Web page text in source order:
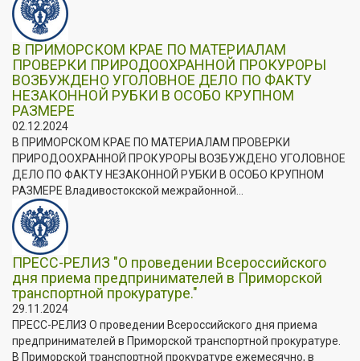
В ПРИМОРСКОМ КРАЕ ПО МАТЕРИАЛАМ
ПРОВЕРКИ ПРИРОДООХРАННОЙ ПРОКУРОРЫ
ВОЗБУЖДЕНО УГОЛОВНОЕ ДЕЛО ПО ФАКТУ
НЕЗАКОННОЙ РУБКИ В ОСОБО КРУПНОМ
РАЗМЕРЕ
02.12.2024
В ПРИМОРСКОМ КРАЕ ПО МАТЕРИАЛАМ ПРОВЕРКИ
ПРИРОДООХРАННОЙ ПРОКУРОРЫ ВОЗБУЖДЕНО УГОЛОВНОЕ
ДЕЛО ПО ФАКТУ НЕЗАКОННОЙ РУБКИ В ОСОБО КРУПНОМ
РАЗМЕРЕ Владивостокской межрайонной...
ПРЕСС-РЕЛИЗ "О проведении Всероссийского
дня приема предпринимателей в Приморской
транспортной прокуратуре."
29.11.2024
ПРЕСС-РЕЛИЗ О проведении Всероссийского дня приема
предпринимателей в Приморской транспортной прокуратуре.
В Приморской транспортной прокуратуре ежемесячно, в